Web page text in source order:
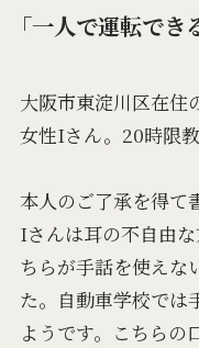
「一人で運転でき
大阪市東淀川区在住
女性Iさん。20時限
本人のご了承を得て
Iさんは耳の不自由
ちらが手話を使えな
た。自動車学校では
ようです。こちらの